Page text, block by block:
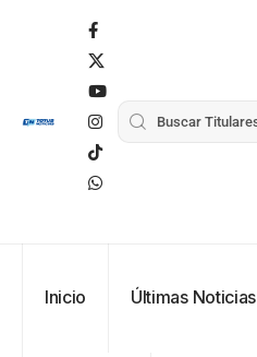
Inicio Últimas Noticias